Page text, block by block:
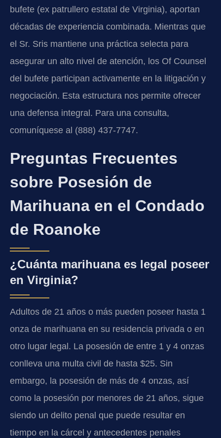
bufete (ex patrullero estatal de Virginia), aportan
décadas de experiencia combinada. Mientras que
el Sr. Sris mantiene una práctica selecta para
asegurar un alto nivel de atención, los Of Counsel
del bufete participan activamente en la litigación y
negociación. Esta estructura nos permite ofrecer
una defensa integral. Para una consulta,
comuníquese al (888) 437-7747.
Preguntas Frecuentes
sobre Posesión de
Marihuana en el Condado
de Roanoke
¿Cuánta marihuana es legal poseer
en Virginia?
Adultos de 21 años o más pueden poseer hasta 1
onza de marihuana en su residencia privada o en
otro lugar legal. La posesión de entre 1 y 4 onzas
conlleva una multa civil de hasta $25. Sin
embargo, la posesión de más de 4 onzas, así
como la posesión por menores de 21 años, sigue
siendo un delito penal que puede resultar en
tiempo en la cárcel y antecedentes penales